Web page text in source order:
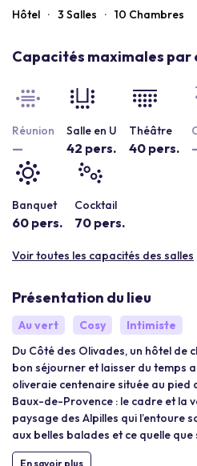
Hôtel · 3 Salles · 10 Chambres
Capacités maximales
Réunion
—
Salle en U
42 pers.
Théâtre
40 pers.
Banquet
60 pers.
Cocktail
70 pers.
Voir toutes les capacités des salles
Présentation du lieu
Au vert Cosy
Intimiste
Du Côté des Olivades, un hôtel de
bon séjourner et laisser du temps
oliveraie centenaire située au pied
Baux-de-Provence : le cadre et la
paysage des Alpilles qui l’entoure
aux belles balades et ce quelle que
En savoir plus